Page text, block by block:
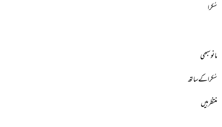
سُکرا
مانو سبھی
سُکرا کے ساتھ
منتظر ہیں